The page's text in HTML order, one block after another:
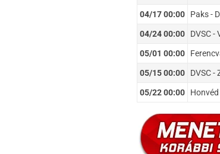
04/17 00:00 Paks -
04/24 00:00 DVSC -
05/01 00:00
05/15 00:00 DVSC -
05/22 00:00 Honvéd